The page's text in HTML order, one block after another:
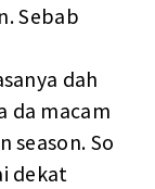
Sebab
dah
da macam
season. So
dekat